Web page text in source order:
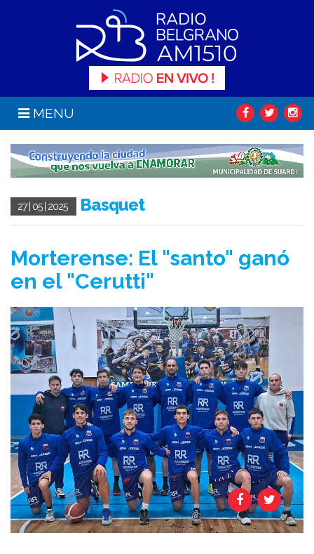
MENU
27 | 05 | 2025 Basquet
Morterense: El "santo" ganó
en el "Cerutti"